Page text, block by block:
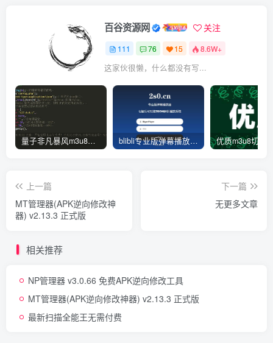
百谷资源网 关注
111 76 15 8.6W+
这家伙很懒，什么都没有写...
量子非凡暴风m3u8资源去广告json解析接口源码-此链接停止更新 blibli专业版弹幕播放器开源无加密JSON解析版-后台功能一键管理-开源版
上一篇
MT管理器(APK逆向修改神
器) v2.13.3 正式版
下一篇
无更多文章
相关推荐
NP管理器 v3.0.66 免费APK逆向修改工具
MT管理器(APK逆向修改神器) v2.13.3 正式版
最新扫描全能王无需付费